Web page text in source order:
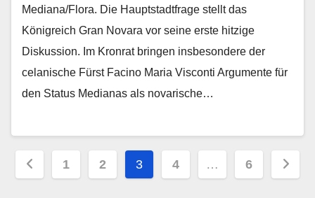
Mediana/Flora. Die Hauptstadtfrage stellt das
Königreich Gran Novara vor seine erste hitzige
Diskussion. Im Kronrat bringen insbesondere der
celanische Fürst Facino Maria Visconti Argumente für
den Status Medianas als novarische…
Seitennummerierung
1 2 3 4 … 6